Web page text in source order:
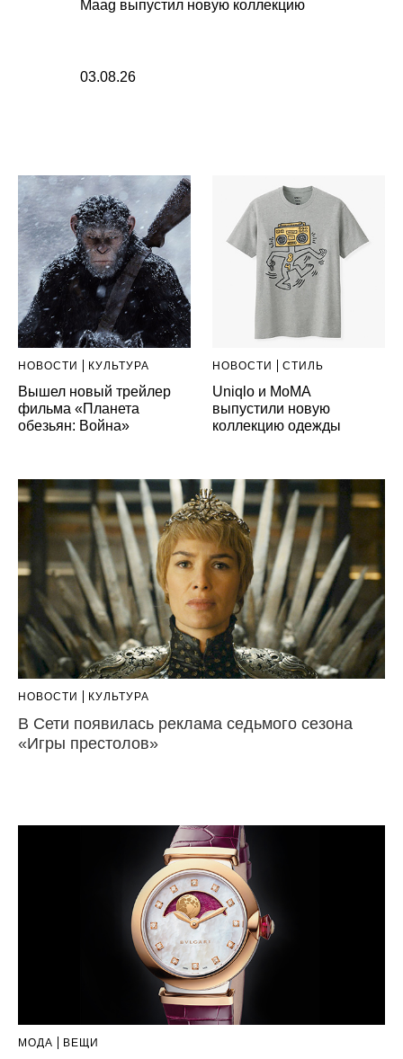
Maag выпустил новую коллекцию
03.08.26
НОВОСТИ КУЛЬТУРА
Вышел новый трейлер
фильма «Планета
обезьян: Война»
НОВОСТИ СТИЛЬ
Uniqlo и MoMA
выпустили новую
коллекцию одежды
НОВОСТИ КУЛЬТУРА
В Сети появилась реклама седьмого сезона
«Игры престолов»
МОДА ВЕЩИ